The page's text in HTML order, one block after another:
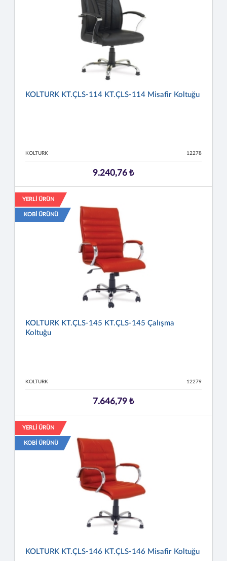
KOLTURK KT.ÇLS-114 KT.ÇLS-114 Misafir Koltuğu
KOLTURK 12278
9.240,76 ₺
YERLİ ÜRÜN
KOBİ ÜRÜNÜ
KOLTURK KT.ÇLS-145 KT.ÇLS-145 Çalışma
Koltuğu
KOLTURK 12279
7.646,79 ₺
YERLİ ÜRÜN
KOBİ ÜRÜNÜ
KOLTURK KT.ÇLS-146 KT.ÇLS-146 Misafir Koltuğu